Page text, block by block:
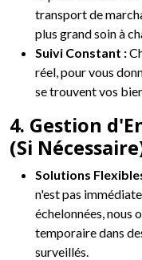
transport de
plus grand soin à
Suivi Constant :
réel, pour vous
se trouvent vos
4. Gestion
(Si
Solutions
n'est pas
échelonnées, nous
temporaire dans
surveillés.